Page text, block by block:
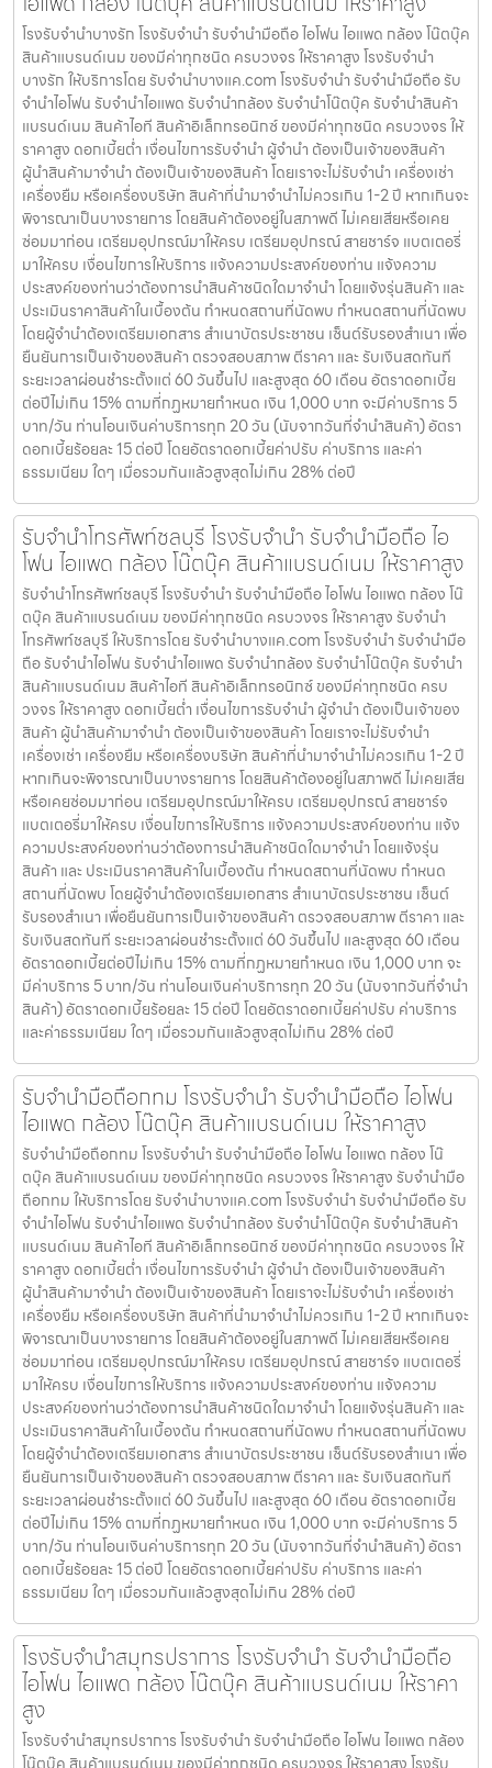
โรงรับจำนำบางรัก โรงรับจำนำ รับจำนำมือถือ ไอโฟน ไอแพด กล้อง โน๊ตบุ๊ค
สินค้าแบรนด์เนม ของมีค่าทุกชนิด ครบวงจร ให้ราคาสูง โรงรับจำนำ
บางรัก ให้บริการโดย รับจํานําบางแค.com โรงรับจำนำ รับจำนำมือถือ รับ
จำนำไอโฟน รับจำนำไอแพด รับจำนำกล้อง รับจำนำโน๊ตบุ๊ค รับจำนำสินค้า
แบรนด์เนม สินค้าไอที สินค้าอิเล็กทรอนิกซ์ ของมีค่าทุกชนิด ครบวงจร ให้
ราคาสูง ดอกเบี้ยต่ำ เงื่อนไขการรับจำนำ ผู้จำนำ ต้องเป็นเจ้าของสินค้า
ผู้นำสินค้ามาจำนำ ต้องเป็นเจ้าของสินค้า โดยเราจะไม่รับจำนำ เครื่องเช่า
เครื่องยืม หรือเครื่องบริษัท สินค้าที่นำมาจำนำไม่ควรเกิน 1-2 ปี หากเกินจะ
พิจารณาเป็นบางรายการ โดยสินค้าต้องอยู่ในสภาพดี ไม่เคยเสียหรือเคย
ซ่อมมาก่อน เตรียมอุปกรณ์มาให้ครบ เตรียมอุปกรณ์ สายชาร์จ แบตเตอรี่
มาให้ครบ เงื่อนไขการให้บริการ แจ้งความประสงค์ของท่าน แจ้งความ
ประสงค์ของท่านว่าต้องการนำสินค้าชนิดใดมาจำนำ โดยแจ้งรุ่นสินค้า และ
ประเมินราคาสินค้าในเบื้องต้น กำหนดสถานที่นัดพบ กำหนดสถานที่นัดพบ
โดยผู้จำนำต้องเตรียมเอกสาร สำเนาบัตรประชาชน เซ็นต์รับรองสำเนา เพื่อ
ยืนยันการเป็นเจ้าของสินค้า ตรวจสอบสภาพ ตีราคา และ รับเงินสดทันที
ระยะเวลาผ่อนชำระตั้งแต่ 60 วันขึ้นไป และสูงสุด 60 เดือน อัตราดอกเบี้ย
ต่อปีไม่เกิน 15% ตามที่กฏหมายกำหนด เงิน 1,000 บาท จะมีค่าบริการ 5
บาท/วัน ท่านโอนเงินค่าบริการทุก 20 วัน (นับจากวันที่จำนำสินค้า) อัตรา
ดอกเบี้ยร้อยละ 15 ต่อปี โดยอัตราดอกเบี้ยค่าปรับ ค่าบริการ และค่า
ธรรมเนียม ใดๆ เมื่อรวมกันแล้วสูงสุดไม่เกิน 28% ต่อปี
รับจำนำโทรศัพท์ชลบุรี โรงรับจำนำ รับจำนำมือถือ ไอ
โฟน ไอแพด กล้อง โน๊ตบุ๊ค สินค้าแบรนด์เนม ให้ราคาสูง
รับจำนำโทรศัพท์ชลบุรี โรงรับจำนำ รับจำนำมือถือ ไอโฟน ไอแพด กล้อง โน๊
ตบุ๊ค สินค้าแบรนด์เนม ของมีค่าทุกชนิด ครบวงจร ให้ราคาสูง รับจำนำ
โทรศัพท์ชลบุรี ให้บริการโดย รับจํานําบางแค.com โรงรับจำนำ รับจำนำมือ
ถือ รับจำนำไอโฟน รับจำนำไอแพด รับจำนำกล้อง รับจำนำโน๊ตบุ๊ค รับจำนำ
สินค้าแบรนด์เนม สินค้าไอที สินค้าอิเล็กทรอนิกซ์ ของมีค่าทุกชนิด ครบ
วงจร ให้ราคาสูง ดอกเบี้ยต่ำ เงื่อนไขการรับจำนำ ผู้จำนำ ต้องเป็นเจ้าของ
สินค้า ผู้นำสินค้ามาจำนำ ต้องเป็นเจ้าของสินค้า โดยเราจะไม่รับจำนำ
เครื่องเช่า เครื่องยืม หรือเครื่องบริษัท สินค้าที่นำมาจำนำไม่ควรเกิน 1-2 ปี
หากเกินจะพิจารณาเป็นบางรายการ โดยสินค้าต้องอยู่ในสภาพดี ไม่เคยเสีย
หรือเคยซ่อมมาก่อน เตรียมอุปกรณ์มาให้ครบ เตรียมอุปกรณ์ สายชาร์จ
แบตเตอรี่มาให้ครบ เงื่อนไขการให้บริการ แจ้งความประสงค์ของท่าน แจ้ง
ความประสงค์ของท่านว่าต้องการนำสินค้าชนิดใดมาจำนำ โดยแจ้งรุ่น
สินค้า และ ประเมินราคาสินค้าในเบื้องต้น กำหนดสถานที่นัดพบ กำหนด
สถานที่นัดพบ โดยผู้จำนำต้องเตรียมเอกสาร สำเนาบัตรประชาชน เซ็นต์
รับรองสำเนา เพื่อยืนยันการเป็นเจ้าของสินค้า ตรวจสอบสภาพ ตีราคา และ
รับเงินสดทันที ระยะเวลาผ่อนชำระตั้งแต่ 60 วันขึ้นไป และสูงสุด 60 เดือน
อัตราดอกเบี้ยต่อปีไม่เกิน 15% ตามที่กฏหมายกำหนด เงิน 1,000 บาท จะ
มีค่าบริการ 5 บาท/วัน ท่านโอนเงินค่าบริการทุก 20 วัน (นับจากวันที่จำนำ
สินค้า) อัตราดอกเบี้ยร้อยละ 15 ต่อปี โดยอัตราดอกเบี้ยค่าปรับ ค่าบริการ
และค่าธรรมเนียม ใดๆ เมื่อรวมกันแล้วสูงสุดไม่เกิน 28% ต่อปี
รับจำนำมือถือกทม โรงรับจำนำ รับจำนำมือถือ ไอโฟน
ไอแพด กล้อง โน๊ตบุ๊ค สินค้าแบรนด์เนม ให้ราคาสูง
รับจำนำมือถือกทม โรงรับจำนำ รับจำนำมือถือ ไอโฟน ไอแพด กล้อง โน๊
ตบุ๊ค สินค้าแบรนด์เนม ของมีค่าทุกชนิด ครบวงจร ให้ราคาสูง รับจำนำมือ
ถือกทม ให้บริการโดย รับจํานําบางแค.com โรงรับจำนำ รับจำนำมือถือ รับ
จำนำไอโฟน รับจำนำไอแพด รับจำนำกล้อง รับจำนำโน๊ตบุ๊ค รับจำนำสินค้า
แบรนด์เนม สินค้าไอที สินค้าอิเล็กทรอนิกซ์ ของมีค่าทุกชนิด ครบวงจร ให้
ราคาสูง ดอกเบี้ยต่ำ เงื่อนไขการรับจำนำ ผู้จำนำ ต้องเป็นเจ้าของสินค้า
ผู้นำสินค้ามาจำนำ ต้องเป็นเจ้าของสินค้า โดยเราจะไม่รับจำนำ เครื่องเช่า
เครื่องยืม หรือเครื่องบริษัท สินค้าที่นำมาจำนำไม่ควรเกิน 1-2 ปี หากเกินจะ
พิจารณาเป็นบางรายการ โดยสินค้าต้องอยู่ในสภาพดี ไม่เคยเสียหรือเคย
ซ่อมมาก่อน เตรียมอุปกรณ์มาให้ครบ เตรียมอุปกรณ์ สายชาร์จ แบตเตอรี่
มาให้ครบ เงื่อนไขการให้บริการ แจ้งความประสงค์ของท่าน แจ้งความ
ประสงค์ของท่านว่าต้องการนำสินค้าชนิดใดมาจำนำ โดยแจ้งรุ่นสินค้า และ
ประเมินราคาสินค้าในเบื้องต้น กำหนดสถานที่นัดพบ กำหนดสถานที่นัดพบ
โดยผู้จำนำต้องเตรียมเอกสาร สำเนาบัตรประชาชน เซ็นต์รับรองสำเนา เพื่อ
ยืนยันการเป็นเจ้าของสินค้า ตรวจสอบสภาพ ตีราคา และ รับเงินสดทันที
ระยะเวลาผ่อนชำระตั้งแต่ 60 วันขึ้นไป และสูงสุด 60 เดือน อัตราดอกเบี้ย
ต่อปีไม่เกิน 15% ตามที่กฏหมายกำหนด เงิน 1,000 บาท จะมีค่าบริการ 5
บาท/วัน ท่านโอนเงินค่าบริการทุก 20 วัน (นับจากวันที่จำนำสินค้า) อัตรา
ดอกเบี้ยร้อยละ 15 ต่อปี โดยอัตราดอกเบี้ยค่าปรับ ค่าบริการ และค่า
ธรรมเนียม ใดๆ เมื่อรวมกันแล้วสูงสุดไม่เกิน 28% ต่อปี
โรงรับจำนำสมุทรปราการ โรงรับจำนำ รับจำนำมือถือ
ไอโฟน ไอแพด กล้อง โน๊ตบุ๊ค สินค้าแบรนด์เนม ให้ราคา
สูง
โรงรับจำนำสมุทรปราการ โรงรับจำนำ รับจำนำมือถือ ไอโฟน ไอแพด กล้อง